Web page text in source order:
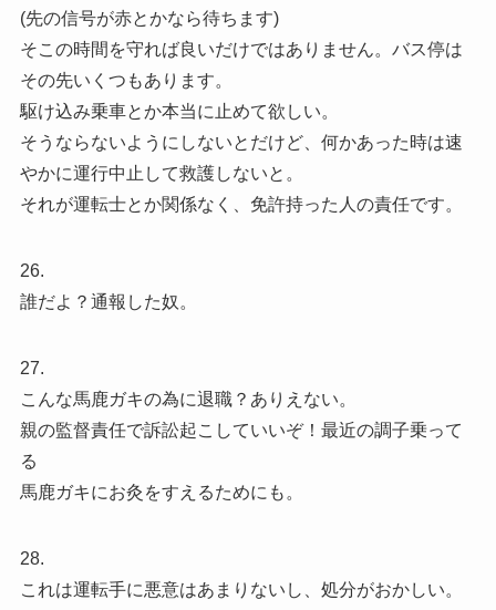
(先の信号が赤とかなら待ちます)
そこの時間を守れば良いだけではありません。バス停は
その先いくつもあります。
駆け込み乗車とか本当に止めて欲しい。
そうならないようにしないとだけど、何かあった時は速
やかに運行中止して救護しないと。
それが運転士とか関係なく、免許持った人の責任です。
26.
誰だよ？通報した奴。
27.
こんな馬鹿ガキの為に退職？ありえない。
親の監督責任で訴訟起こしていいぞ！最近の調子乗って
る
馬鹿ガキにお灸をすえるためにも。
28.
これは運転手に悪意はあまりないし、処分がおかしい。